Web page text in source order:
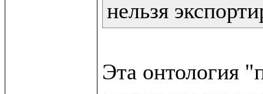
нельзя
Эта онтология